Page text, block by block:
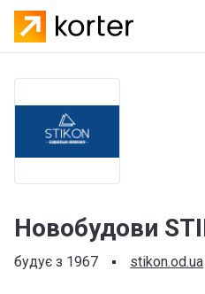
Новобудови
будує з 1967 stikon.od.ua